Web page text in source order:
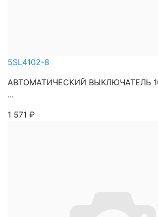
5SL4102-8
АВТОМАТИЧЕСКИЙ ВЫКЛЮЧАТЕЛЬ
...
1 571 ₽